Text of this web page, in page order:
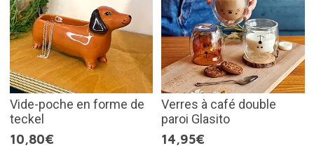
Vide-poche en forme de
teckel
10,80€
Verres à café double
paroi Glasito
14,95€